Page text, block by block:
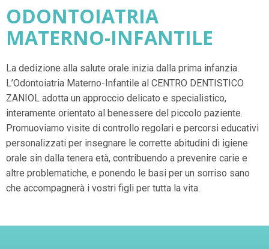
ODONTOIATRIA
MATERNO-INFANTILE
La dedizione alla salute orale inizia dalla prima infanzia.
L’Odontoiatria Materno-Infantile al CENTRO DENTISTICO
ZANIOL adotta un approccio delicato e specialistico,
interamente orientato al benessere del piccolo paziente.
Promuoviamo visite di controllo regolari e percorsi educativi
personalizzati per insegnare le corrette abitudini di igiene
orale sin dalla tenera età, contribuendo a prevenire carie e
altre problematiche, e ponendo le basi per un sorriso sano
che accompagnerà i vostri figli per tutta la vita.